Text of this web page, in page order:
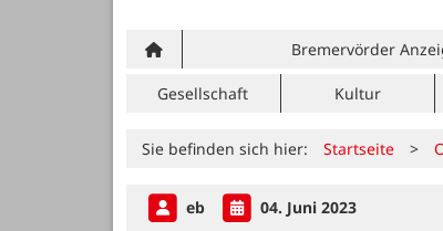
Bremervörder
Gesellschaft Kultur
Sie befinden sich hier: Startseite >
eb 04. Juni 2023